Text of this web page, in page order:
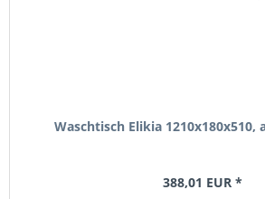
Waschtisch Elikia 1210x180x510,
388,01 EUR *